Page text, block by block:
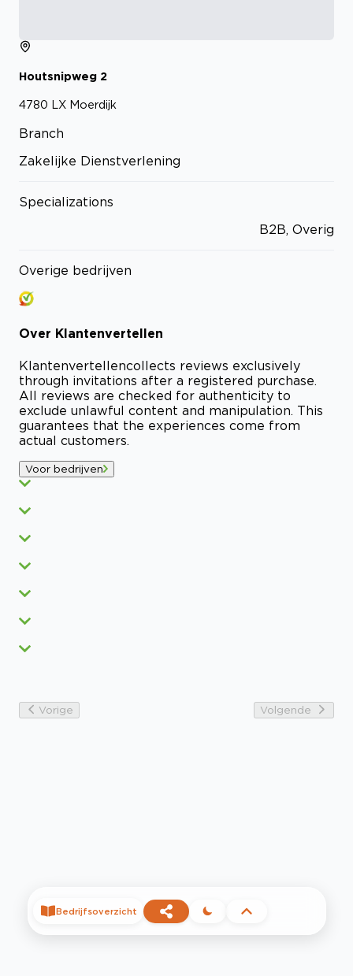
Houtsnipweg 2
4780 LX Moerdijk
Branch
Zakelijke Dienstverlening
Specializations
B2B, Overig
Overige bedrijven
Over Klantenvertellen
Klantenvertellencollects reviews exclusively
through invitations after a registered purchase.
All reviews are checked for authenticity to
exclude unlawful content and manipulation. This
guarantees that the experiences come from
actual customers.
Voor bedrijven
Vorige Volgende
Bedrijfsoverzicht